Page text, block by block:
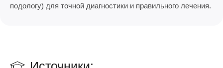
подологу) для точной диагностики и правильного лечения.